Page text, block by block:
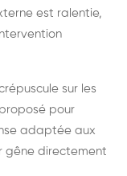
est ralentie,
sur les
pour
adaptée aux
gêne directement